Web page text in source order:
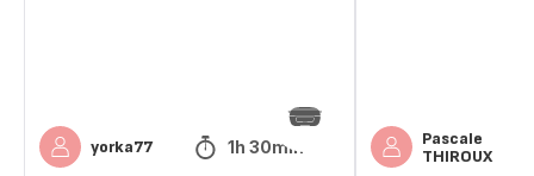
yorka77 1h 30min
Pascale
THIROUX